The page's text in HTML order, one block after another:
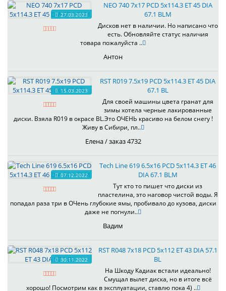
27.03.2023
NEO 740 7x17 PCD 5x114.3 ET 45 DIA
67.1 BLM
Дисков нет в наличии. Но написано что
есть. Обновляйте статус наличия
товара пожалуйста ..
Антон
15.03.2023
RST R019 7.5x19 PCD 5x114.3 ET 45 DIA
67.1 BL
Для своей машины цвета гранат для
зимы хотела черные лакированные
диски. Взяла R019 в окрасе BL.Это ОЧЕНЬ красиво на белом снегу !
Живу в Сибири, пл..
Елена / заказ 4732
07.12.2022
Tech Line 619 6.5x16 PCD 5x114.3 ET 46
DIA 67.1 BLM
Тут кто то пишет что диски из
пластелина, это наговор чистой воды. Я
попадал раза три в ОЧень глубокие ямы, пробивало до кузова, диски
даже не погнули..
Вадим
30.11.2022
RST R048 7x18 PCD 5x112 ET 43 DIA 57.1
BL
На Шкоду Кадиак встали идеально!
Смущал вылет диска, но в итоге всё
хорошо! Посмотрим как в эксплуатации, ставлю пока 4) ..